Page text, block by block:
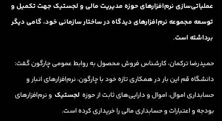
عملیاتی‌سازی نرم‌افزارهای حوزه مدیریت مالی و لجستیک جهت تکمیل و
توسعه مجموعه نرم‌افزارهای دیدگاه در ساختار سازمانی خود، گامی دیگر
برداشته است.
حمیدرضا ترکمان، کارشناس فروش محصول به روابط عمومی چارگون گفت:
دانشگاه قم این بار در همکاری تازه خود با چارگون، نرم‌افزارهای انبار و
حسابداری اموال، اموال و دارایی‌های ثابت از حوزه لجستیک و نرم‌افزارهای
بودجه و اعتبارات و حسابداری مالی را خریداری کرده است.